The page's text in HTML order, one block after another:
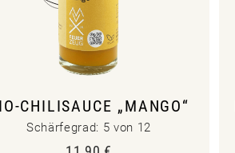
CHILISAUCE „MANGO“
Schärfegrad: 5 von 12